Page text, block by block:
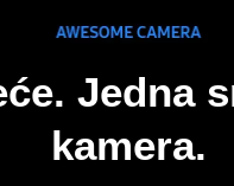
Jedna
kamera.